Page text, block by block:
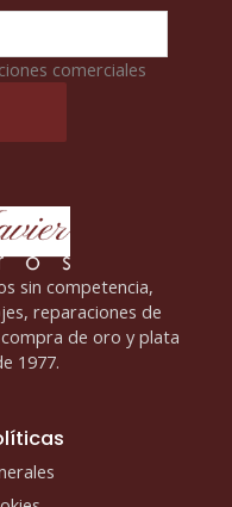
comerciales
sin competencia,
reparaciones de
de oro y plata
1977.